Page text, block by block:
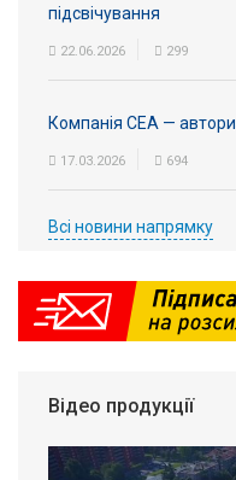
підсвічування
22.06.2026 299
Компанія СЕА —
17.03.2026 694
Всі новини напрямку
Відео продукції